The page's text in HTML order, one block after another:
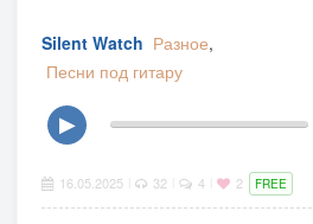
Silent Watch Разное,
Песни под гитару
▶
16.05.2025 32 4 2 FREE